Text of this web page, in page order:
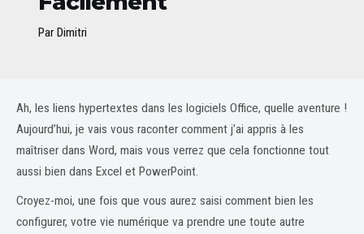
ParDimitri
Ah, les liens hypertextes dans les logiciels Office, quelle aventure !
Aujourd’hui, je vais vous raconter comment j’ai appris à les
maîtriser dans Word, mais vous verrez que cela fonctionne tout
aussi bien dans Excel et PowerPoint.
Croyez-moi, une fois que vous aurez saisi comment bien les
configurer, votre vie numérique va prendre une toute autre
navigation